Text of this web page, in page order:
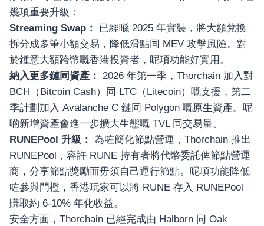
幾項重要升級：
Streaming Swap：
已經喺 2025 年實裝，將大額兌換
拆分成多筆小額交易，降低滑點同 MEV 攻擊風險。對
於鍾意大額跨幣嘅香港投資者，呢項功能好實用。
納入更多鏈同資產： 2026 年第一季，Thorchain 加入對
BCH（Bitcoin Cash）同 LTC（Litecoin）嘅支援，第二
季計劃加入 Avalanche C 鏈同 Polygon 嘅原生資產。呢
啲新增資產會進一步擴大生態嘅 TVL 同交易量。
RUNEPool 升級： 為咗簡化節點營運，Thorchain 推出
RUNEPool，容許 RUNE 持有者將代幣委託俾節點營運
商，分享節點獎勵而毋須自己運行節點。呢項功能降低
咗參與門檻，香港玩家可以將 RUNE 存入 RUNEPool
賺取約 6-10% 年化收益。
安全方面，Thorchain 已經完成由 Halborn 同 Oak